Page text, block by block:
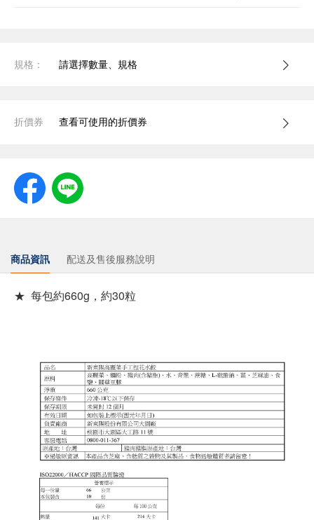
規格： 請選擇數量、規格
折價券 查看可使用的折價券
商品資訊 配送及售後服務說明
★ 每包約660g，約30粒